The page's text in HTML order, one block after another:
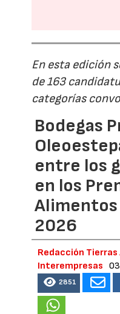
En esta edición
de 163
categorías
Bodegas
entre los
en los
Alimentos
2026
Redacción Tierras
Interempresas
2851